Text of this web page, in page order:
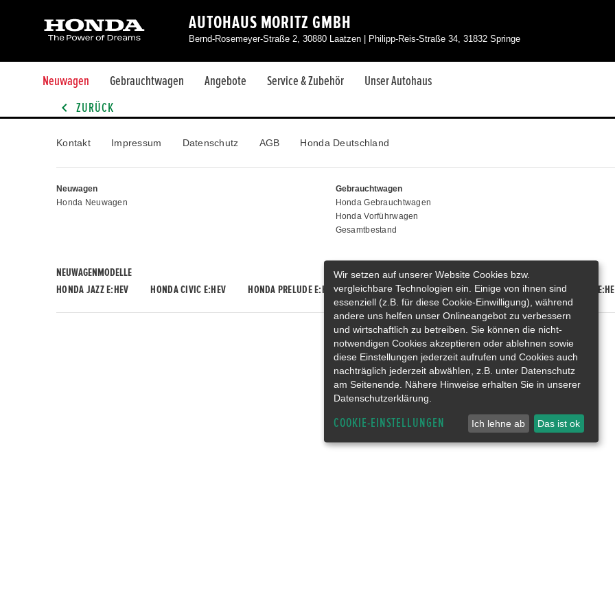
AUTOHAUS MORITZ GMBH
Bernd-Rosemeyer-Straße 2, 30880 Laatzen | Philipp-Reis-Straße 34, 31832 Springe
Neuwagen Gebrauchtwagen Angebote Service & Zubehör Unser Autohaus
ZURÜCK
Kontakt Impressum Datenschutz AGB Honda Deutschland
Neuwagen
Honda Neuwagen
Gebrauchtwagen
Honda Gebrauchtwagen
Honda Vorführwagen
Gesamtbestand
NEUWAGENMODELLE
HONDA JAZZ E:HEV
HONDA CIVIC E:HEV HONDA PRELUDE E:HEV HONDA HR-V E:HEV HONDA ZR-V E:HEV HONDA CR-V
Wir setzen auf unserer Website Cookies bzw.
vergleichbare Technologien ein. Einige von ihnen sind
essenziell (z.B. für diese Cookie-Einwilligung), während
andere uns helfen unser Onlineangebot zu verbessern
und wirtschaftlich zu betreiben. Sie können die nicht-
notwendigen Cookies akzeptieren oder ablehnen sowie
diese Einstellungen jederzeit aufrufen und Cookies auch
nachträglich jederzeit abwählen, z.B. unter Datenschutz
am Seitenende. Nähere Hinweise erhalten Sie in unserer
Datenschutzerklärung.
COOKIE-EINSTELLUNGEN Ich lehne ab Das ist ok